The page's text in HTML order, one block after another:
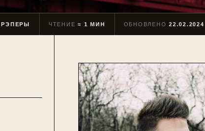
РЭПЕРЫ ЧТЕНИЕ≈ 1 МИН ОБНОВЛЕНО22.02.2024